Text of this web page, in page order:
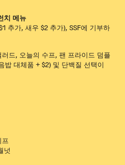
치 메뉴
추가, 새우 $2 추가), SSF에 기부하
드, 오늘의 수프, 팬 프라이드 덤플
밥 대체품 + $2) 및 단백질 선택이
프
넛